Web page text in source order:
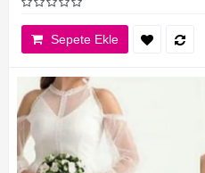
Sepete Ekle